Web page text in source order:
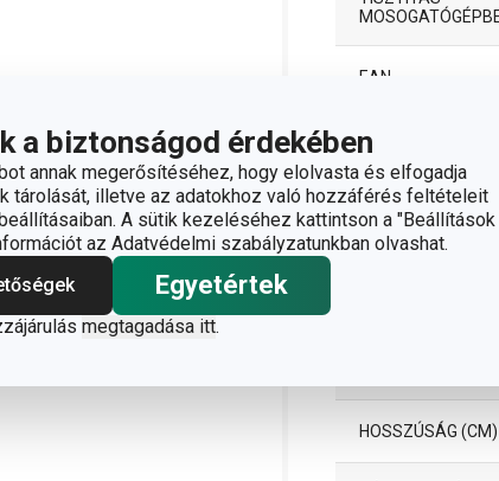
a biztonságod érdekében
annak megerősítéséhez, hogy elolvasta és elfogadja
tárolását, illetve az adatokhoz való hozzáférés feltételeit
A sütik kezeléséhez kattintson a "Beállítások
az Adatvédelmi szabályzatunkban olvashat.
Egyetértek
megtagadása itt.
EAN
A GARANCIÁLIS
IDŐSZAK
Csomag
HOSSZÚSÁG (CM)